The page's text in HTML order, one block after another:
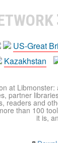
US-Great
Kazakhstan
at
partner
readers and
than 100
it is,